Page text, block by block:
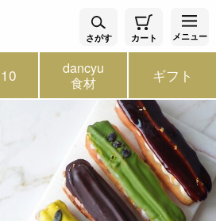
さがす カート メニュー
dancyu
食材 ギフト